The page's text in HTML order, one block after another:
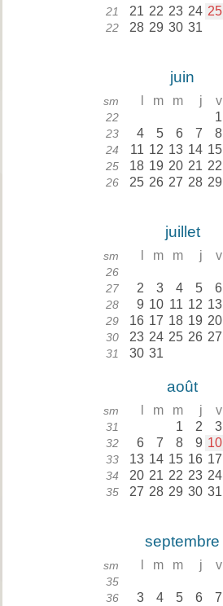
21 21 22 23 24 25
22 28 29 30 31
juin
sm m m j v
22 1
23 4 5 6 7 8
24 11 12 13 14 15
25 18 19 20 21 22
26 25 26 27 28 29
juillet
sm m m j v
26
27 2 3 4 5 6
28 9 10 11 12 13
29 16 17 18 19 20
30 23 24 25 26 27
31 30 31
août
sm m m j v
31 1 2 3
32 6 7 8 9 10
33 13 14 15 16 17
34 20 21 22 23 24
35 27 28 29 30 31
septembre
sm m m j v
35
36 3 4 5 6 7